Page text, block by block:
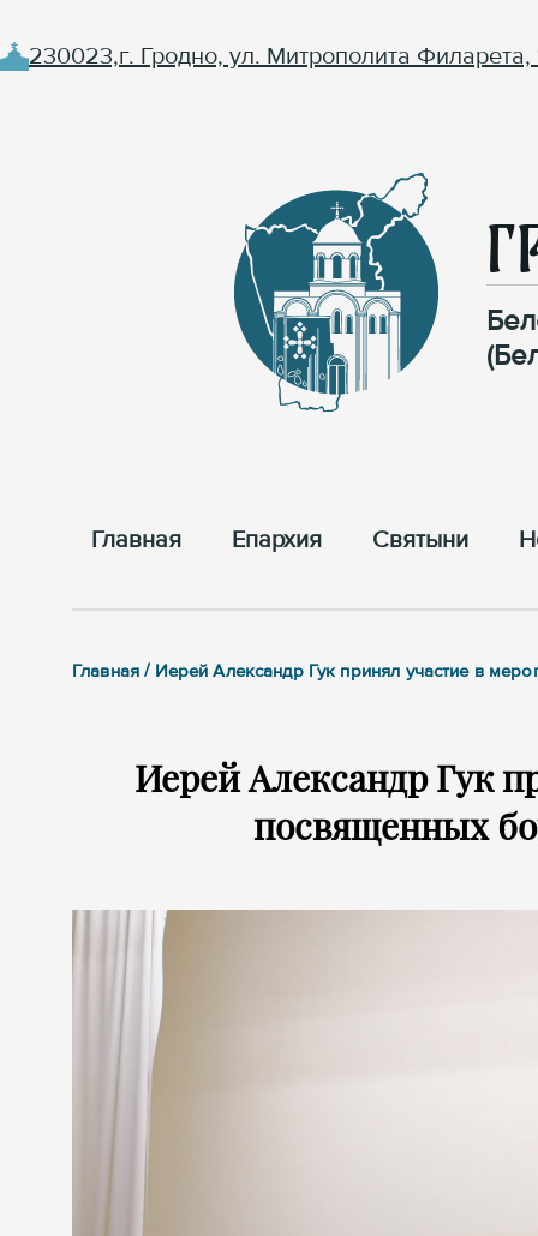
230023,г. Гродно, ул. Митрополита Филарета,
Главная Епархия Cвятыни
Главная / Иерей Александр Гук принял участие в
Иерей Александр Гук
посвященных